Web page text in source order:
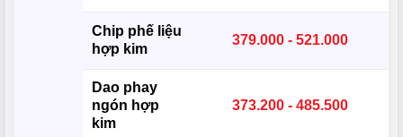
Chip phế liệu
hợp kim
379.000 - 521.000
Dao phay
ngón hợp
kim
373.200 - 485.500